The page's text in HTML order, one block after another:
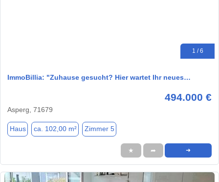
1 / 6
ImmoBillia: "Zuhause gesucht? Hier wartet Ihr neues…
494.000 €
Asperg, 71679
Haus ca. 102,00 m² Zimmer 5
★ ➦ ➜